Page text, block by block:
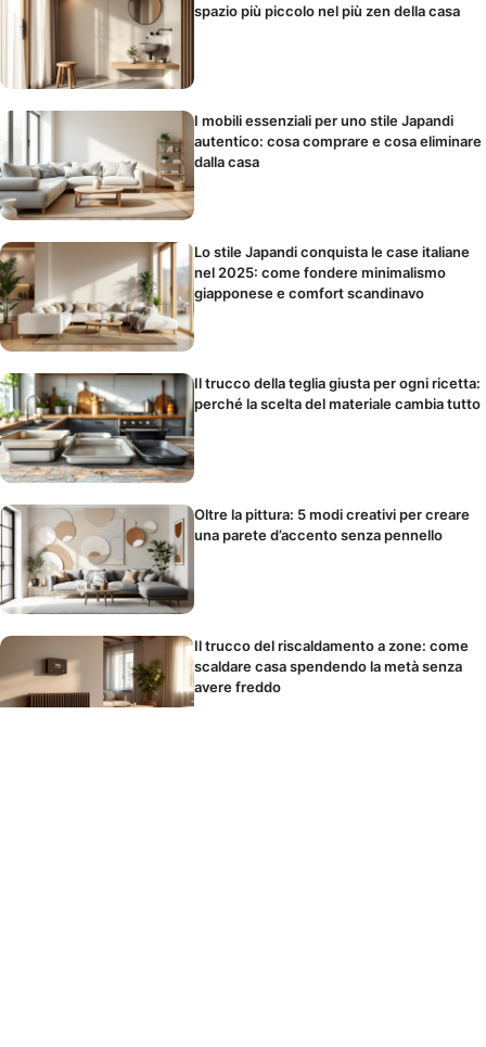
spazio più piccolo nel più zen della casa
I mobili essenziali per uno stile Japandi
autentico: cosa comprare e cosa eliminare
dalla casa
Lo stile Japandi conquista le case italiane
nel 2025: come fondere minimalismo
giapponese e comfort scandinavo
Il trucco della teglia giusta per ogni ricetta:
perché la scelta del materiale cambia tutto
Oltre la pittura: 5 modi creativi per creare
una parete d’accento senza pennello
Il trucco del riscaldamento a zone: come
scaldare casa spendendo la metà senza
avere freddo